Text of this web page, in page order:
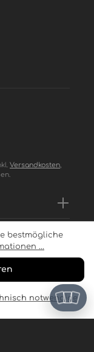
Versandkosten,
bestmögliche
...
notwendige